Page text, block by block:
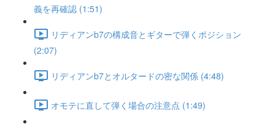
義を再確認 (1:51)
リディアンb7の構成音とギターで弾くポジション
(2:07)
リディアンb7とオルタードの密な関係 (4:48)
オモテに直して弾く場合の注意点 (1:49)